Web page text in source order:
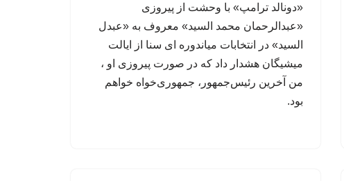
«دونالد ترامپ» با وحشت از پیروزی
«عبدالرحمان محمد السید» معروف به «عبدل
السید» در انتخابات میاندوره ای سنا از ایالت
میشیگان هشدار داد که در صورت پیروزی او ،
من آخرین رئیس‌جمهور، جمهوری‌‍‌خواه خواهم
بود.